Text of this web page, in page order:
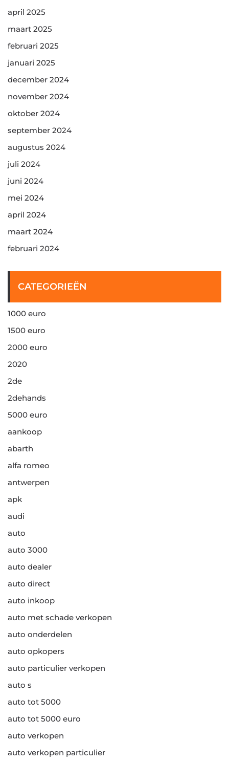
april 2025
maart 2025
februari 2025
januari 2025
december 2024
november 2024
oktober 2024
september 2024
augustus 2024
juli 2024
juni 2024
mei 2024
april 2024
maart 2024
februari 2024
CATEGORIEËN
1000 euro
1500 euro
2000 euro
2020
2de
2dehands
5000 euro
aankoop
abarth
alfa romeo
antwerpen
apk
audi
auto
auto 3000
auto dealer
auto direct
auto inkoop
auto met schade verkopen
auto onderdelen
auto opkopers
auto particulier verkopen
auto s
auto tot 5000
auto tot 5000 euro
auto verkopen
auto verkopen particulier